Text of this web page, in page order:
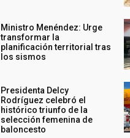
Ministro Menéndez: Urge
transformar la
planificación territorial tras
los sismos
Presidenta Delcy
Rodríguez celebró el
histórico triunfo de la
selección femenina de
baloncesto